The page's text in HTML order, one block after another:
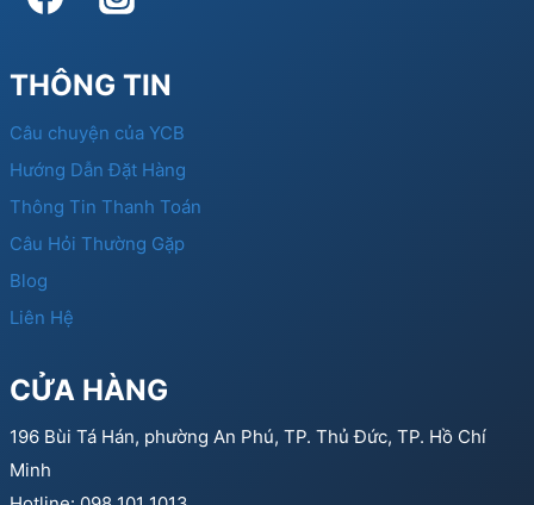
THÔNG TIN
Câu chuyện của YCB
Hướng Dẫn Đặt Hàng
Thông Tin Thanh Toán
Câu Hỏi Thường Gặp
Blog
Liên Hệ
CỬA HÀNG
196 Bùi Tá Hán, phường An Phú, TP. Thủ Đức, TP. Hồ Chí
Minh